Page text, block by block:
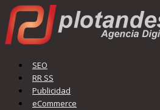
SEO
RR SS
Publicidad
eCommerce